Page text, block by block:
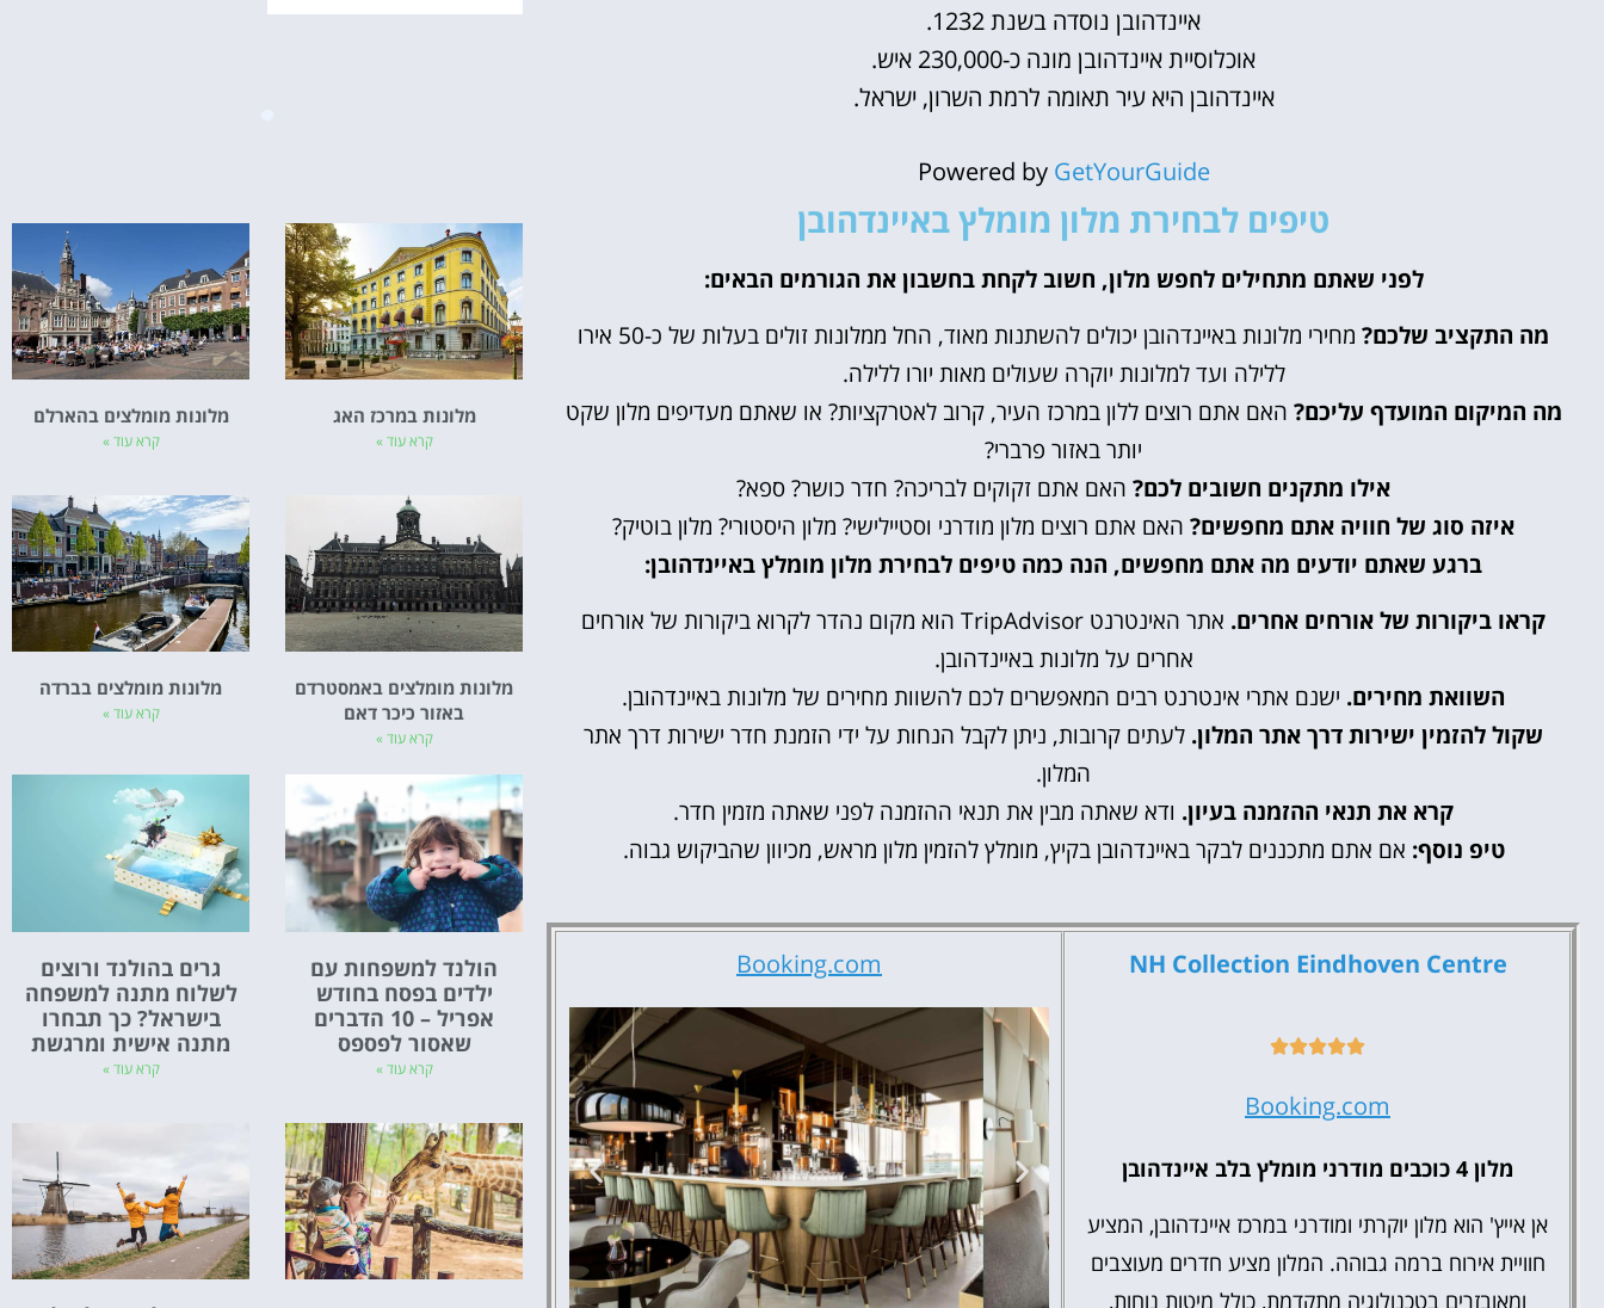
איינדהובן נוסדה בשנת 1232.
אוכלוסיית איינדהובן מונה כ-230,000 איש.
איינדהובן היא עיר תאומה לרמת השרון, ישראל.
Powered by GetYourGuide
טיפים לבחירת מלון מומלץ באיינדהובן
לפני שאתם מתחילים לחפש מלון, חשוב לקחת בחשבון את הגורמים הבאים:
מה התקציב שלכם?
מחירי מלונות באיינדהובן יכולים להשתנות מאוד, החל ממלונות זולים בעלות של כ-50 אירו
ללילה ועד למלונות יוקרה שעולים מאות יורו ללילה.
מה המיקום המועדף עליכם? האם אתם רוצים ללון במרכז העיר, קרוב לאטרקציות? או שאתם מעדיפים מלון שקט
יותר באזור פרברי?
אילו מתקנים חשובים לכם? האם אתם זקוקים לבריכה? חדר כושר? ספא?
איזה סוג של חוויה אתם מחפשים? האם אתם רוצים מלון מודרני וסטיילישי? מלון היסטורי? מלון בוטיק?
ברגע שאתם יודעים מה אתם מחפשים, הנה כמה טיפים לבחירת מלון מומלץ באיינדהובן:
קראו ביקורות של אורחים אחרים.
אתר האינטרנט TripAdvisor הוא מקום נהדר לקרוא ביקורות של אורחים
אחרים על מלונות באיינדהובן.
השוואת מחירים. ישנם אתרי אינטרנט רבים המאפשרים לכם להשוות מחירים של מלונות באיינדהובן.
שקול להזמין ישירות דרך אתר המלון. לעתים קרובות, ניתן לקבל הנחות על ידי הזמנת חדר ישירות דרך אתר
המלון.
קרא את תנאי ההזמנה בעיון. ודא שאתה מבין את תנאי ההזמנה לפני שאתה מזמין חדר.
טיפ נוסף: אם אתם מתכננים לבקר באיינדהובן בקיץ, מומלץ להזמין מלון מראש, מכיוון שהביקוש גבוה.
NH Collection Eindhoven Centre
Booking.com
מלון 4 כוכבים מודרני מומלץ בלב איינדהובן
אן אייץ' הוא מלון יוקרתי ומודרני במרכז איינדהובן, המציע
חוויית אירוח ברמה גבוהה. המלון מציע חדרים מעוצבים
ומאובזרים בטכנולוגיה מתקדמת, כולל מיטות נוחות,
Booking.com
מלונות במרכז האג
קרא עוד »
מלונות מומלצים בהארלם
קרא עוד »
מלונות מומלצים באמסטרדם
באזור כיכר דאם
קרא עוד »
מלונות מומלצים בברדה
קרא עוד »
הולנד למשפחות עם
ילדים בפסח בחודש
אפריל – 10 הדברים
שאסור לפספס
קרא עוד »
גרים בהולנד ורוצים
לשלוח מתנה למשפחה
בישראל? כך תבחרו
מתנה אישית ומרגשת
קרא עוד »